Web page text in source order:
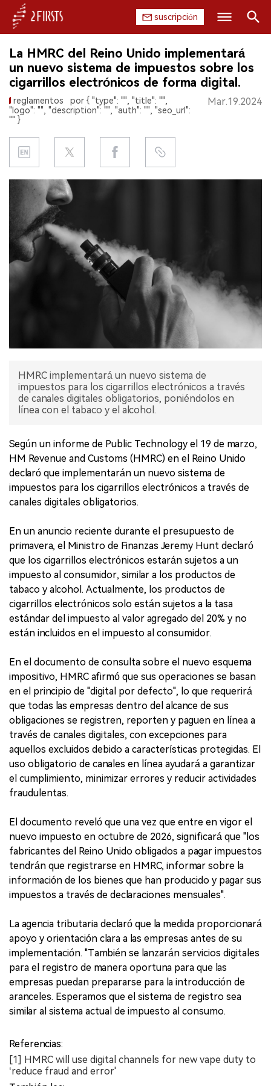
suscripción
INICIO
EMPRESA
PRODUCTO
REGULACIÓN
CHINA
DATOS
EXPOSICIÓN
ENTREVISTA
Buscar
La HMRC del Reino Unido implementará
un nuevo sistema de impuestos sobre los
cigarrillos electrónicos de forma digital.
reglamentos
por { "type": "", "title": "",
"logo": "", "description": "", "auth": "", "seo_url":
"" }
Mar.19.2024
HMRC implementará un nuevo sistema de
impuestos para los cigarrillos electrónicos a través
de canales digitales obligatorios, poniéndolos en
línea con el tabaco y el alcohol.
Según un informe de Public Technology el 19 de marzo,
HM Revenue and Customs (HMRC) en el Reino Unido
declaró que implementarán un nuevo sistema de
impuestos para los cigarrillos electrónicos a través de
canales digitales obligatorios.
En un anuncio reciente durante el presupuesto de
primavera, el Ministro de Finanzas Jeremy Hunt declaró
que los cigarrillos electrónicos estarán sujetos a un
impuesto al consumidor, similar a los productos de
tabaco y alcohol. Actualmente, los productos de
cigarrillos electrónicos solo están sujetos a la tasa
estándar del impuesto al valor agregado del 20% y no
están incluidos en el impuesto al consumidor.
En el documento de consulta sobre el nuevo esquema
impositivo, HMRC afirmó que sus operaciones se basan
en el principio de "digital por defecto", lo que requerirá
que todas las empresas dentro del alcance de sus
obligaciones se registren, reporten y paguen en línea a
través de canales digitales, con excepciones para
aquellos excluidos debido a características protegidas. El
uso obligatorio de canales en línea ayudará a garantizar
el cumplimiento, minimizar errores y reducir actividades
fraudulentas.
El documento reveló que una vez que entre en vigor el
nuevo impuesto en octubre de 2026, significará que "los
fabricantes del Reino Unido obligados a pagar impuestos
tendrán que registrarse en HMRC, informar sobre la
información de los bienes que han producido y pagar sus
impuestos a través de declaraciones mensuales".
La agencia tributaria declaró que la medida proporcionará
apoyo y orientación clara a las empresas antes de su
implementación. "También se lanzarán servicios digitales
para el registro de manera oportuna para que las
empresas puedan prepararse para la introducción de
aranceles. Esperamos que el sistema de registro sea
similar al sistema actual de impuesto al consumo.
Referencias:
[1] HMRC will use digital channels for new vape duty to
‘reduce fraud and error'